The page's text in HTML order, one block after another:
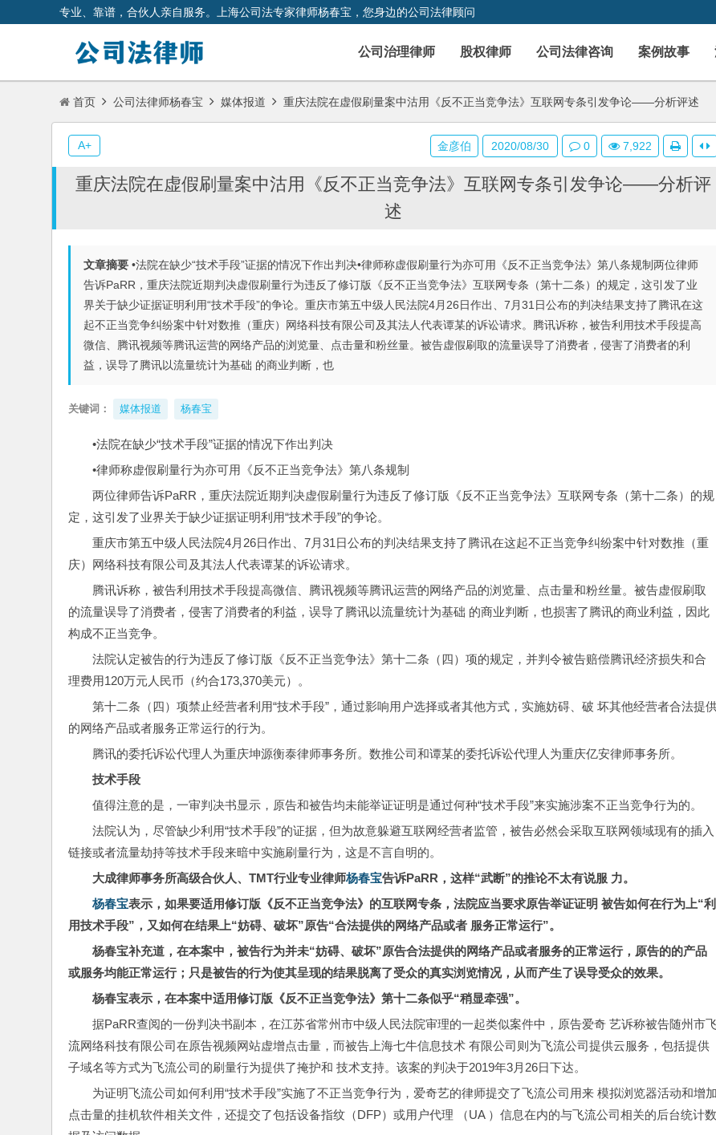
专业、靠谱，合伙人亲自服务。上海公司法专家律师杨春宝，您身边的公司法律顾问
公司治理律师 股权律师 公司法律咨询 案例故事
首页 公司法律师杨春宝 媒体报道 重庆法院在虚假刷量案中沽用《反不正当竞争法》互联网专条引发争论——分析评述
重庆法院在虚假刷量案中沽用《反不正当竞争法》互联网专条引发争论——分析评
述
文章摘要 •法院在缺少“技术手段”证据的情况下作出判决•律师称虚假刷量行为亦可用《反不正当竞争法》第八条规制两位律师
告诉PaRR，重庆法院近期判决虚假刷量行为违反了修订版《反不正当竞争法》互联网专条（第十二条）的规定，这引发了业
界关于缺少证据证明利用“技术手段”的争论。重庆市第五中级人民法院4月26日作出、7月31日公布的判决结果支持了腾讯在这
起不正当竞争纠纷案中针对数推（重庆）网络科技有限公司及其法人代表谭某的诉讼请求。腾讯诉称，被告利用技术手段提高
微信、腾讯视频等腾讯运营的网络产品的浏览量、点击量和粉丝量。被告虚假刷取的流量误导了消费者，侵害了消费者的利
益，误导了腾讯以流量统计为基础 的商业判断，也
关键词： 媒体报道 杨春宝
•法院在缺少“技术手段”证据的情况下作出判决
•律师称虚假刷量行为亦可用《反不正当竞争法》第八条规制
两位律师告诉PaRR，重庆法院近期判决虚假刷量行为违反了修订版《反不正当竞争法》互联网专条（第十二条）的规
定，这引发了业界关于缺少证据证明利用“技术手段”的争论。
重庆市第五中级人民法院4月26日作出、7月31日公布的判决结果支持了腾讯在这起不正当竞争纠纷案中针对数推（重
庆）网络科技有限公司及其法人代表谭某的诉讼请求。
腾讯诉称，被告利用技术手段提高微信、腾讯视频等腾讯运营的网络产品的浏览量、点击量和粉丝量。被告虚假刷取
的流量误导了消费者，侵害了消费者的利益，误导了腾讯以流量统计为基础 的商业判断，也损害了腾讯的商业利益，因此
构成不正当竞争。
法院认定被告的行为违反了修订版《反不正当竞争法》第十二条（四）项的规定，并判令被告赔偿腾讯经济损失和合
理费用120万元人民币（约合173,370美元）。
第十二条（四）项禁止经营者利用“技术手段”，通过影响用户选择或者其他方式，实施妨碍、破 坏其他经营者合法提
的网络产品或者服务正常运行的行为。
腾讯的委托诉讼代理人为重庆坤源衡泰律师事务所。数推公司和谭某的委托诉讼代理人为重庆亿安律师事务所。
技术手段
值得注意的是，一审判决书显示，原告和被告均未能举证证明是通过何种“技术手段”来实施涉案不正当竞争行为的。
法院认为，尽管缺少利用“技术手段”的证据，但为故意躲避互联网经营者监管，被告必然会采取互联网领域现有的插入
链接或者流量劫持等技术手段来暗中实施刷量行为，这是不言自明的。
大成律师事务所高级合伙人、TMT行业专业律师杨春宝告诉PaRR，这样“武断”的推论不太有说服 力。
杨春宝表示，如果要适用修订版《反不正当竞争法》的互联网专条，法院应当要求原告举证证明 被告如何在行为上“利
用技术手段”，又如何在结果上“妨碍、破坏”原告“合法提供的网络产品或者 服务正常运行”。
杨春宝补充道，在本案中，被告行为并未“妨碍、破坏”原告合法提供的网络产品或者服务的正常运行，原告的的产品
或服务均能正常运行；只是被告的行为使其呈现的结果脱离了受众的真实浏览情况，从而产生了误导受众的效果。
杨春宝表示，在本案中适用修订版《反不正当竞争法》第十二条似乎“稍显牵强”。
据PaRR查阅的一份判决书副本，在江苏省常州市中级人民法院审理的一起类似案件中，原告爱奇 艺诉称被告随州市
流网络科技有限公司在原告视频网站虚增点击量，而被告上海七牛信息技术 有限公司则为飞流公司提供云服务，包括提供
子域名等方式为飞流公司的刷量行为提供了掩护和 技术支持。该案的判决于2019年3月26日下达。
为证明飞流公司如何利用“技术手段”实施了不正当竞争行为，爱奇艺的律师提交了飞流公司用来 模拟浏览器活动和增加
点击量的挂机软件相关文件，还提交了包括设备指纹（DFP）或用户代理 （UA ）信息在内的与飞流公司相关的后台统计数
金彦伯 2020/08/30 0 7,922
A+